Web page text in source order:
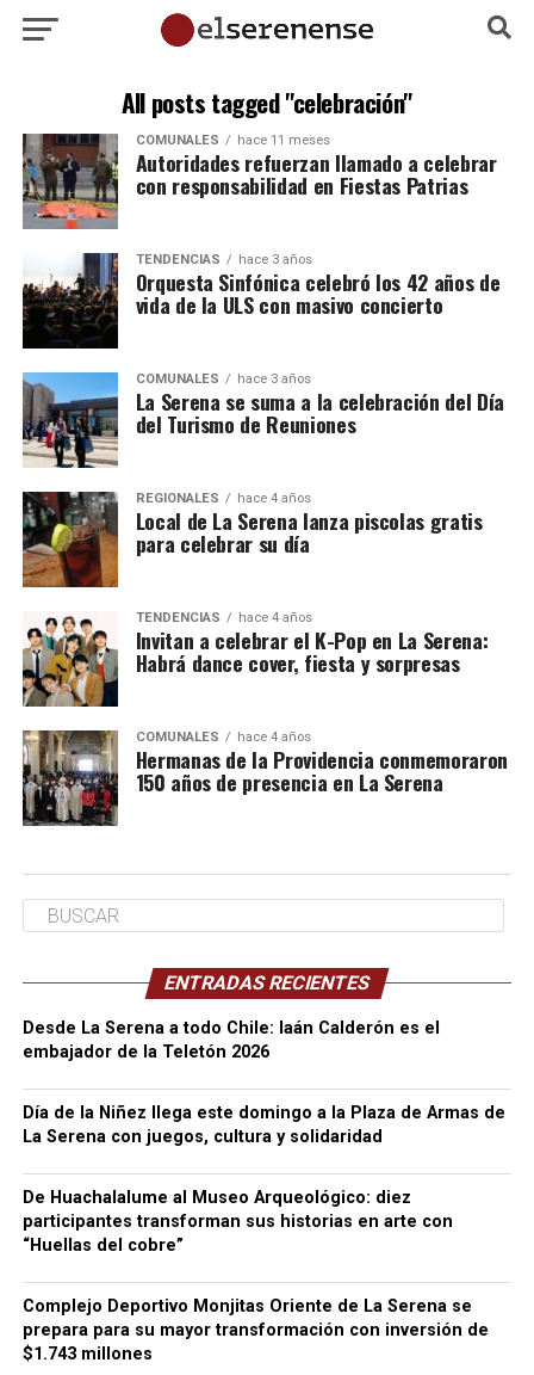
All posts tagged "celebración"
COMUNALES hace 11 meses
Autoridades refuerzan llamado a celebrar
con responsabilidad en Fiestas Patrias
TENDENCIAS hace 3 años
Orquesta Sinfónica celebró los 42 años de
vida de la ULS con masivo concierto
COMUNALES hace 3 años
La Serena se suma a la celebración del Día
del Turismo de Reuniones
REGIONALES hace 4 años
Local de La Serena lanza piscolas gratis
para celebrar su día
TENDENCIAS hace 4 años
Invitan a celebrar el K-Pop en La Serena:
Habrá dance cover, fiesta y sorpresas
COMUNALES hace 4 años
Hermanas de la Providencia conmemoraron
150 años de presencia en La Serena
ENTRADAS RECIENTES
Desde La Serena a todo Chile: Iaán Calderón es el
embajador de la Teletón 2026
Día de la Niñez llega este domingo a la Plaza de Armas de
La Serena con juegos, cultura y solidaridad
De Huachalalume al Museo Arqueológico: diez
participantes transforman sus historias en arte con
“Huellas del cobre”
Complejo Deportivo Monjitas Oriente de La Serena se
prepara para su mayor transformación con inversión de
$1.743 millones